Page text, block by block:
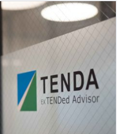
、新製品への意見交換・
社の課題、お客様からの
を精査して生まれます。
や汎用性の高いソフトを
い仕事の現場で役立つよ
く、「便利さがひとまと
シーに依存することな
がよいと好評を得ていま
円
円
55,320円
も固定残業支給分は全
致します。
者数
人
3人
0人
別人数